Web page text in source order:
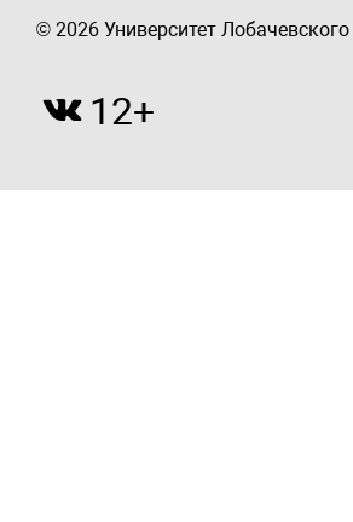
© 2026 Университет Лобачевского
12+